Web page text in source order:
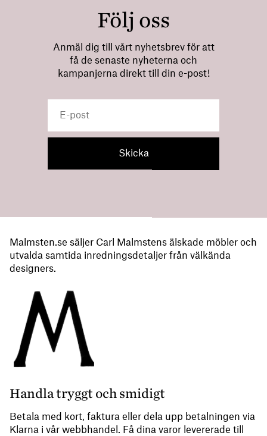
Följ oss
Anmäl dig till vårt nyhetsbrev för att
få de senaste nyheterna och
kampanjerna direkt till din e-post!
Malmsten.se säljer Carl Malmstens älskade möbler och
utvalda samtida inredningsdetaljer från välkända
designers.
Handla tryggt och smidigt
Betala med kort, faktura eller dela upp betalningen via
Klarna i vår webbhandel. Få dina varor levererade till